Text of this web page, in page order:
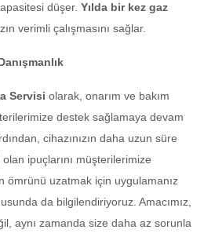
düşer. Yılda bir kez gaz
verimli çalışmasını sağlar.
Servisi olarak, onarım ve bakım
destek sağlamaya devam
cihazınızın daha uzun süre
ipuçlarını müşterilerimize
ömrünü uzatmak için uygulamanız
da bilgilendiriyoruz. Amacımız,
aynı zamanda size daha az sorunla